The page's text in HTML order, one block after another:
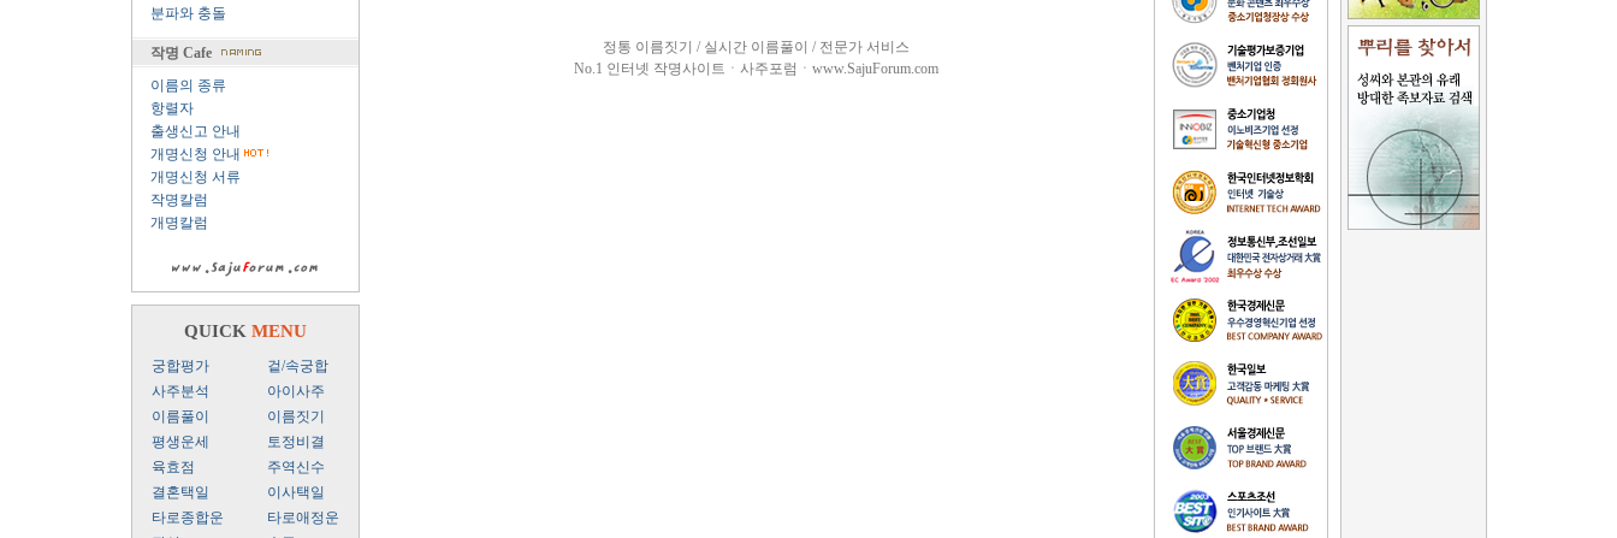
분파와 충돌
작명 Cafe
이름의 종류
항렬자
출생신고 안내
개명신청 안내
개명신청 서류
작명칼럼
개명칼럼
QUICK MENU
궁합평가
겉/속궁합
사주분석
아이사주
이름풀이
이름짓기
평생운세
토정비결
육효점
주역신수
결혼택일
이사택일
타로종합운
타로애정운
정통 이름짓기 / 실시간 이름풀이 / 전문가 서비스
No.1 인터넷 작명사이트ㆍ사주포럼ㆍwww.SajuForum.com